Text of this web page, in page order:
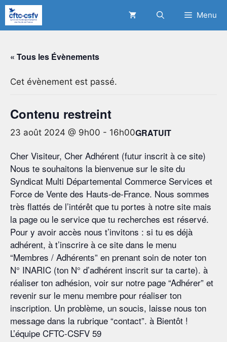
Aller
au
contenu
Menu
« Tous les Évènements
Cet évènement est passé.
Contenu restreint
23 août 2024 @ 9h00 - 16h00GRATUIT
Cher Visiteur, Cher Adhérent (futur inscrit à ce site)
Nous te souhaitons la bienvenue sur le site du
Syndicat Multi Départemental Commerce Services et
Force de Vente des Hauts-de-France. Nous sommes
très flattés de l’intérêt que tu portes à notre site mais
la page ou le service que tu recherches est réservé.
Pour y avoir accès nous t’invitons : si tu es déjà
adhérent, à t’inscrire à ce site dans le menu
“Membres / Adhérents” en prenant soin de noter ton
N° INARIC (ton N° d’adhérent inscrit sur ta carte). à
réaliser ton adhésion, voir sur notre page “Adhérer” et
revenir sur le menu membre pour réaliser ton
inscription. Un problème, un soucis, laisse nous ton
message dans la rubrique “contact”. à Bientôt !
L’équipe CFTC-CSFV 59